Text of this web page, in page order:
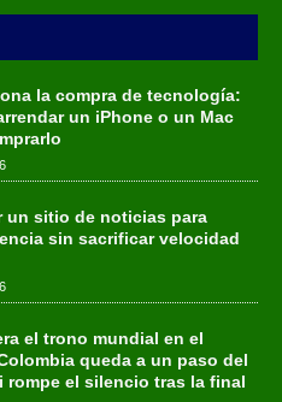
la compra de tecnología:
un iPhone o un Mac
un sitio de noticias para
sin sacrificar velocidad
el trono mundial en el
queda a un paso del
rompe el silencio tras la final